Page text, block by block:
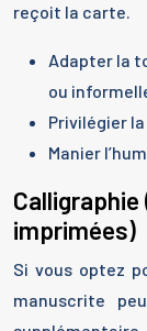
reçoit la carte.
Adapter la
ou
Privilégier
Manier
imprimées)
Si vous optez
manuscrite